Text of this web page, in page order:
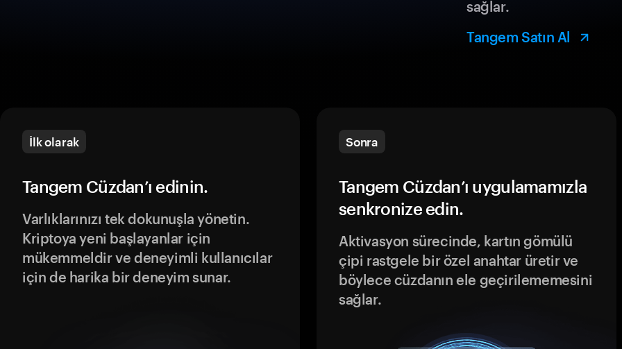
sağlar.
Tangem Satın Al
İlk olarak
Tangem Cüzdan’ı edinin.
Varlıklarınızı tek dokunuşla yönetin.
Kriptoya yeni başlayanlar için
mükemmeldir ve deneyimli kullanıcılar
için de harika bir deneyim sunar.
Sonra
Tangem Cüzdan’ı uygulamamızla
senkronize edin.
Aktivasyon sürecinde, kartın gömülü
çipi rastgele bir özel anahtar üretir ve
böylece cüzdanın ele geçirilememesini
sağlar.